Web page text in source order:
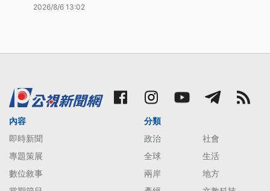
2026/8/6 13:02
內容
即時新聞
專題策展
數位敘事
分類
政治
社會
全球
生活
兩岸
地方